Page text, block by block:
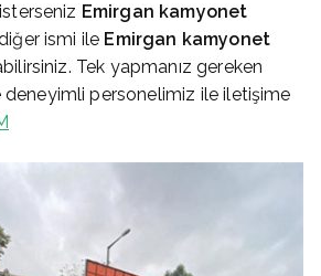
Emirgan kamyonet
ismi ile Emirgan kamyonet
Tek yapmanız gereken
deneyimli personelimiz ile iletişime